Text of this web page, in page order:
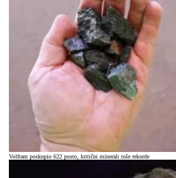
Volfram poskupio 622 posto, kritični minerali ruše rekorde